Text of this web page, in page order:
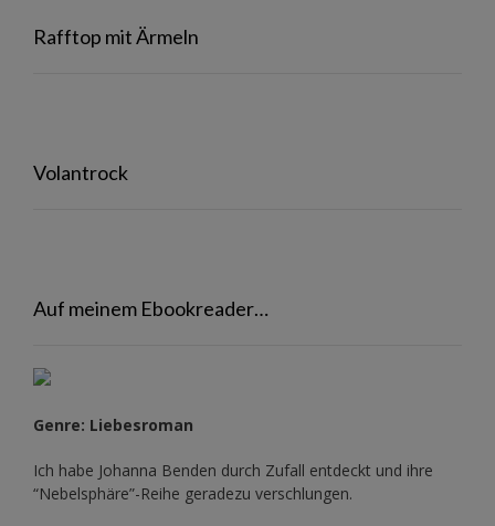
Rafftop mit Ärmeln
Volantrock
Auf meinem Ebookreader…
Genre: Liebesroman
Ich habe Johanna Benden durch Zufall entdeckt und ihre
“Nebelsphäre”-Reihe geradezu verschlungen.